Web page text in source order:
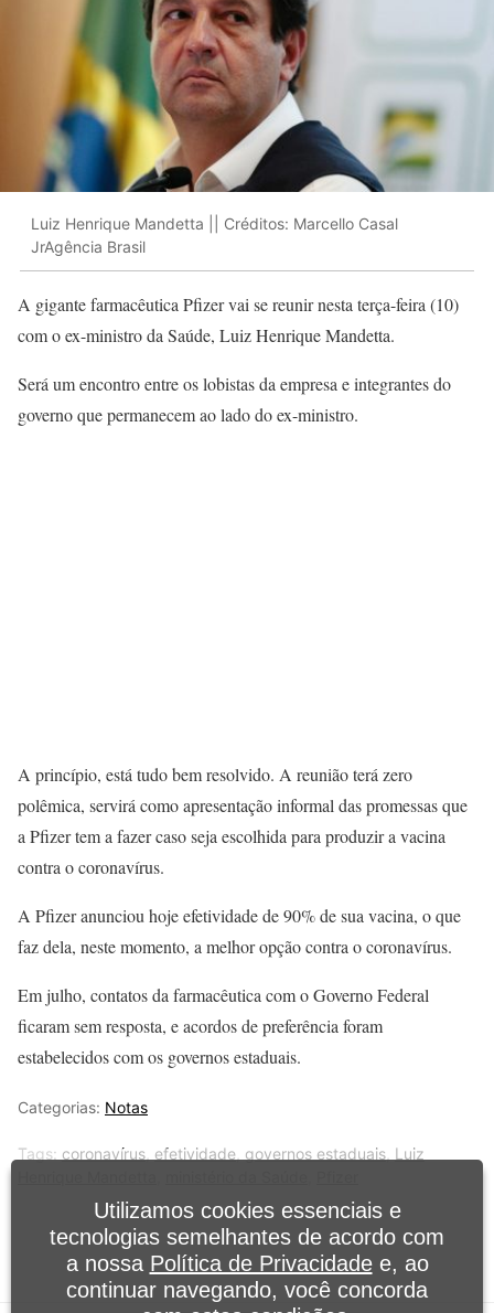
Luiz Henrique Mandetta || Créditos: Marcello Casal
JrAgência Brasil
A gigante farmacêutica Pfizer vai se reunir nesta terça-feira (10)
com o ex-ministro da Saúde, Luiz Henrique Mandetta.
Será um encontro entre os lobistas da empresa e integrantes do
governo que permanecem ao lado do ex-ministro.
A princípio, está tudo bem resolvido. A reunião terá zero
polêmica, servirá como apresentação informal das promessas que
a Pfizer tem a fazer caso seja escolhida para produzir a vacina
contra o coronavírus.
A Pfizer anunciou hoje efetividade de 90% de sua vacina, o que
faz dela, neste momento, a melhor opção contra o coronavírus.
Em julho, contatos da farmacêutica com o Governo Federal
ficaram sem resposta, e acordos de preferência foram
estabelecidos com os governos estaduais.
Categorias: Notas
Tags: coronavírus efetividade governos estaduais Luiz
Utilizamos cookies essenciais e
tecnologias semelhantes de acordo com
a nossa Política de Privacidadee, ao
continuar navegando, você concorda